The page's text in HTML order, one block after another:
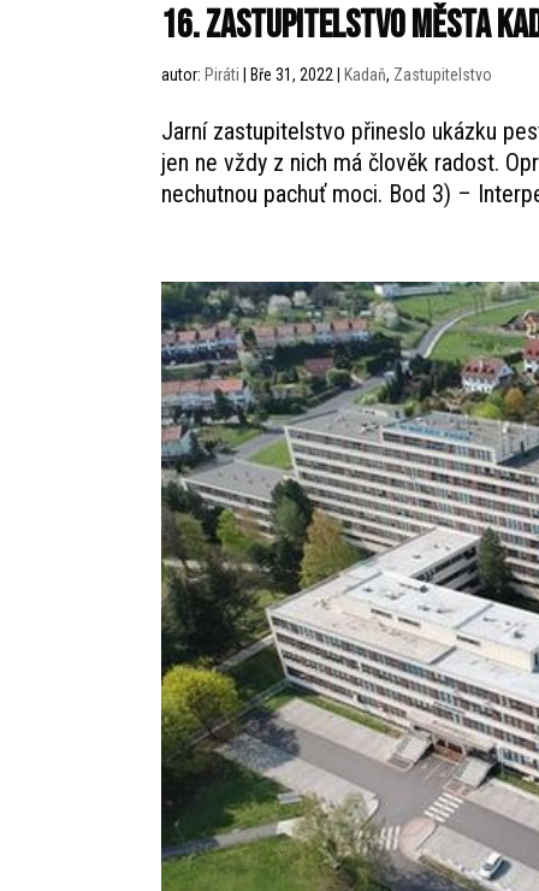
16. zastupitelstvo města
autor: Piráti Bře 31, 2022 Kadaň, Zastupitelstvo
Jarní zastupitelstvo přineslo ukázku
jen ne vždy z nich má člověk radost.
nechutnou pachuť moci. Bod 3) –